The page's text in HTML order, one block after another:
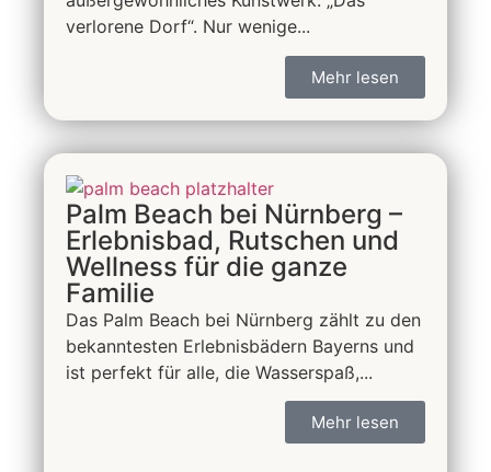
verlorene Dorf“. Nur wenige...
Mehr lesen
Palm Beach bei Nürnberg –
Erlebnisbad, Rutschen und
Wellness für die ganze
Familie
Das Palm Beach bei Nürnberg zählt zu den
bekanntesten Erlebnisbädern Bayerns und
ist perfekt für alle, die Wasserspaß,...
Mehr lesen